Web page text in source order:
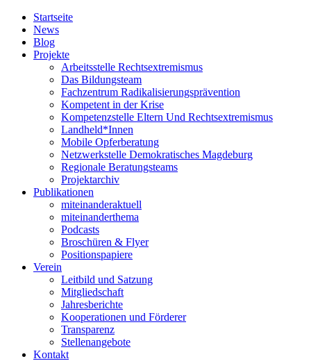
Startseite
News
Blog
Projekte
Arbeitsstelle Rechtsextremismus
Das Bildungsteam
Fachzentrum Radikalisierungsprävention
Kompetent in der Krise
Kompetenzstelle Eltern Und Rechtsextremismus
Landheld*Innen
Mobile Opferberatung
Netzwerkstelle Demokratisches Magdeburg
Regionale Beratungsteams
Projektarchiv
Publikationen
miteinanderaktuell
miteinanderthema
Podcasts
Broschüren & Flyer
Positionspapiere
Verein
Leitbild und Satzung
Mitgliedschaft
Jahresberichte
Kooperationen und Förderer
Transparenz
Stellenangebote
Kontakt